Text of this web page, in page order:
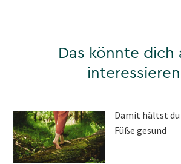
Das könnte dich
Damit hältst du
Füße gesund